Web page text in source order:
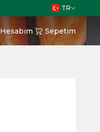
TR
Hesabım Sepetim